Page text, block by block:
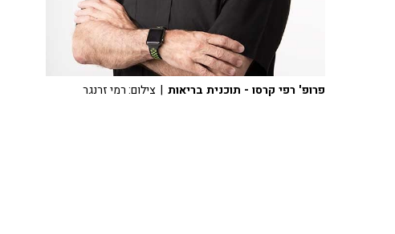
פרופ' רפי קרסו - תוכנית בריאות | צילום: רמי זרנגר